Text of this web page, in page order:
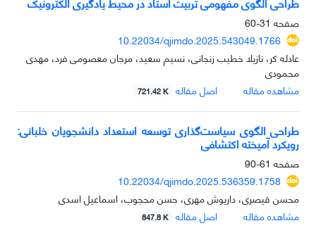
صفحه 31-60
10.22034/qjimdo.2025.543049.1766
عادله کر، نازیلا خطیب زنجانی، نسیم سعید، مرجان معصومی فرد، مهدی
محمودی
مشاهده مقاله
اصل مقاله 721.42 K
طراحی الگوی سیاست‌گذاری توسعه استعداد دانشجویان خلبانی:
رویکرد آمیخته اکتشافی
صفحه 61-90
10.22034/qjimdo.2025.536359.1758
محسن قیصری، داریوش مهری، حسن محجوب، اسماعیل اسدی
مشاهده مقاله
اصل مقاله 847.8 K